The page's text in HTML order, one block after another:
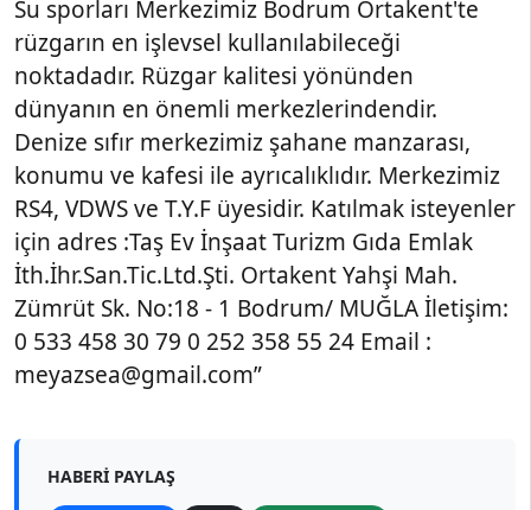
Su sporları Merkezimiz Bodrum Ortakent'te
rüzgarın en işlevsel kullanılabileceği
noktadadır. Rüzgar kalitesi yönünden
dünyanın en önemli merkezlerindendir.
Denize sıfır merkezimiz şahane manzarası,
konumu ve kafesi ile ayrıcalıklıdır. Merkezimiz
RS4, VDWS ve T.Y.F üyesidir. Katılmak isteyenler
için adres :Taş Ev İnşaat Turizm Gıda Emlak
İth.İhr.San.Tic.Ltd.Şti. Ortakent Yahşi Mah.
Zümrüt Sk. No:18 - 1 Bodrum/ MUĞLA İletişim:
0 533 458 30 79 0 252 358 55 24 Email :
meyazsea@gmail.com”
HABERI PAYLAŞ